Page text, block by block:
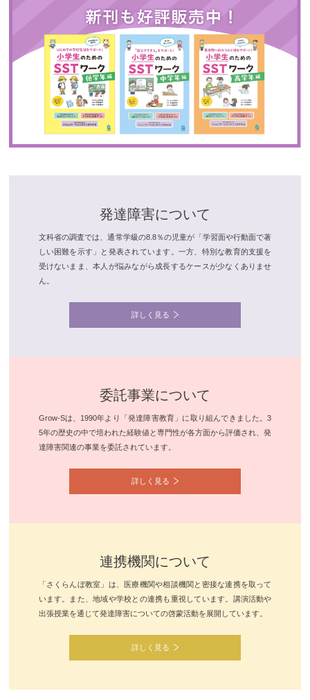
発達障害について
文科省の調査では、通常学級の8.8％の児童が「学習面や行動面で著
しい困難を示す」と発表されています。一方、特別な教育的支援を
受けないまま、本人が悩みながら成長するケースが少なくありませ
ん。
詳しく見る
委託事業について
Grow-Sは、1990年より「発達障害教育」に取り組んできました。3
5年の歴史の中で培われた経験値と専門性が各方面から評価され、発
達障害関連の事業を委託されています。
詳しく見る
連携機関について
「さくらんぼ教室」は、医療機関や相談機関と密接な連携を取って
います。また、地域や学校との連携も重視しています。講演活動や
出張授業を通じて発達障害についての啓蒙活動を展開しています。
詳しく見る